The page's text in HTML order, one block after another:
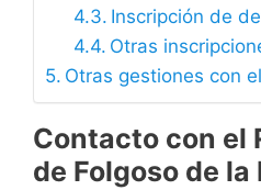
Inscripción de
Otras
Otras gestiones con
Contacto con el
de Folgoso de la